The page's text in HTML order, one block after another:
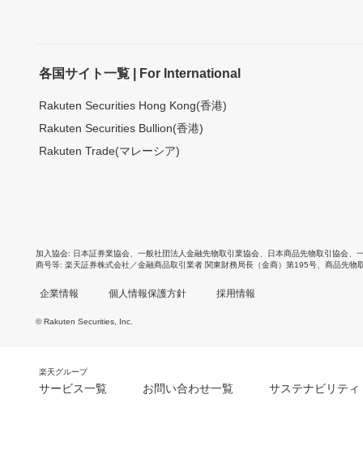
各国サイト一覧 | For International
Rakuten Securities Hong Kong(香港)
Rakuten Securities Bullion(香港)
Rakuten Trade(マレーシア)
加入協会 日本証券業協会 一般社団法人金融先物取引業協会 日本商品先物取引協会
商号等 楽天証券株式会社／金融商品取引業者 関東財務局長（金商）第195号、商品先物
企業情報 個人情報保護方針 採用情報
© Rakuten Securities, Inc.
楽天グループ
サービス一覧 お問い合わせ一覧 サステナビリティ